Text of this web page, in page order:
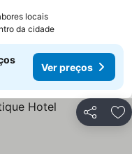
locais
da cidade
Ver preços
Partilhar